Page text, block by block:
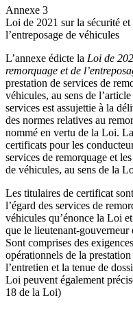
Annexe 3
Loi de 2021 sur la sécurité et
l’entreposage de véhicules
L’annexe édicte la Loi de
remorquage et de
prestation de services de
véhicules, au sens de
services est assujettie à la
des normes relatives au
nommé en vertu de la Loi.
certificats pour les
services de remorquage et
de véhicules, au sens de la
Les titulaires de certificat
l’égard des services de
véhicules qu’énonce la Loi
que le lieutenant-
Sont comprises des
opérationnels de la
l’entretien et la tenue de
Loi peuvent également
18 de la Loi)